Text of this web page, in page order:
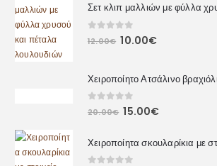
out of 5
12.00€ 10.00€
Χειροποίητο Ατσάλινο
out of 5
20.00€ 15.00€
Χειροποίητα σκουλαρίκια με